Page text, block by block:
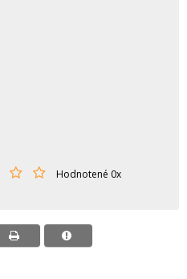
Hodnotené 0x